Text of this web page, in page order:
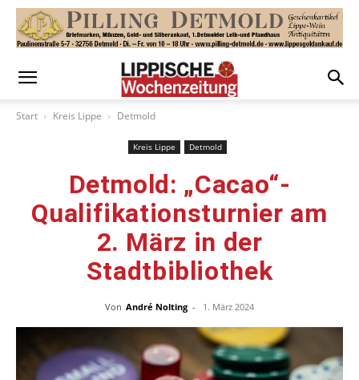
Start Kreis Lippe Detmold
Kreis Lippe Detmold
Detmold: „Cacao“-
Qualifikationsturnier am
2. März in der
Stadtbibliothek
Von André Nolting - 1. März 2024